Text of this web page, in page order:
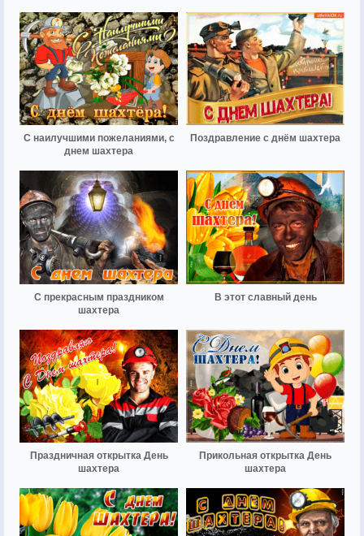
С наилучшими пожеланиями, с
днем шахтера
Поздравление с днём шахтера
С прекрасным праздником
шахтера
В этот славный день
Праздничная открытка День
шахтера
Прикольная открытка День
шахтера